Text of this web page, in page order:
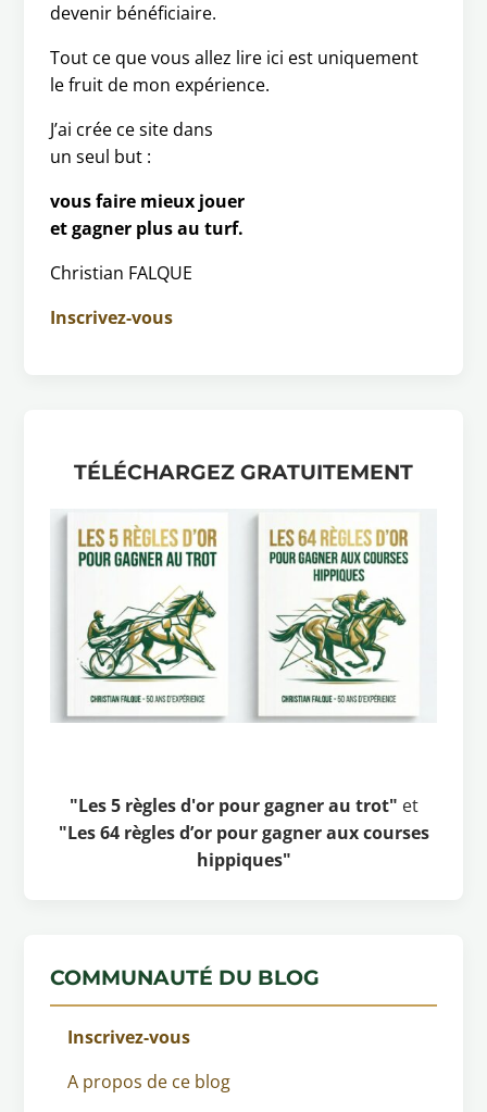
devenir bénéficiaire.
Tout ce que vous allez lire ici est uniquement
le fruit de mon expérience.
J’ai crée ce site dans
un seul but :
vous faire mieux jouer
et gagner plus au turf.
Christian FALQUE
Inscrivez-vous
TÉLÉCHARGEZ GRATUITEMENT
"Les 5 règles d'or pour gagner au trot" et
"Les 64 règles d’or pour gagner aux courses
hippiques"
COMMUNAUTÉ DU BLOG
Inscrivez-vous
A propos de ce blog